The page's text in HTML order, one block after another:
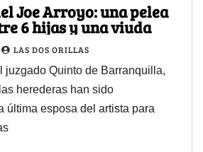
Joe Arroyo: una pelea
6 hijas y una viuda
LAS DOS ORILLAS
juzgado Quinto de Barranquilla,
herederas han sido
última esposa del artista para